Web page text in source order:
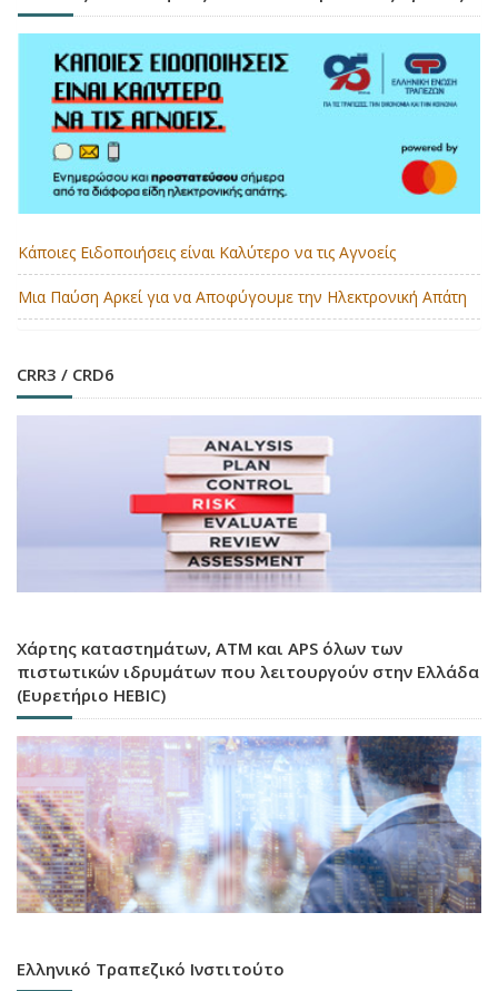
Κάποιες Ειδοποιήσεις είναι Καλύτερο να τις Αγνοείς
Μια Παύση Αρκεί για να Αποφύγουμε την Ηλεκτρονική Απάτη
CRR3 / CRD6
Χάρτης καταστημάτων, ATM και APS όλων των
πιστωτικών ιδρυμάτων που λειτουργούν στην Ελλάδα
(Ευρετήριο HEBIC)
Ελληνικό Τραπεζικό Ινστιτούτο